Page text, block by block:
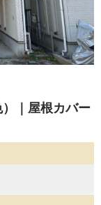
｜屋根カバー